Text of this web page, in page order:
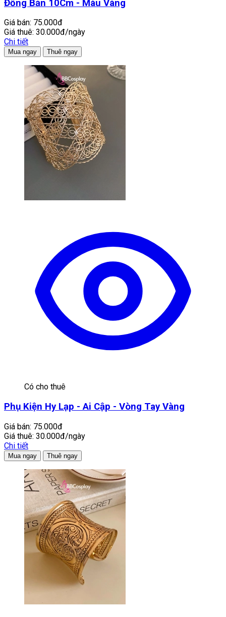
Đồng Bản 10Cm - Màu Vàng
Giá bán: 75.000đ
Giá thuê: 30.000đ/ngày
Chi tiết
Mua ngay Thuê ngay
Có cho thuê
Phụ Kiện Hy Lạp - Ai Cập - Vòng Tay Vàng
Giá bán: 75.000đ
Giá thuê: 30.000đ/ngày
Chi tiết
Mua ngay Thuê ngay